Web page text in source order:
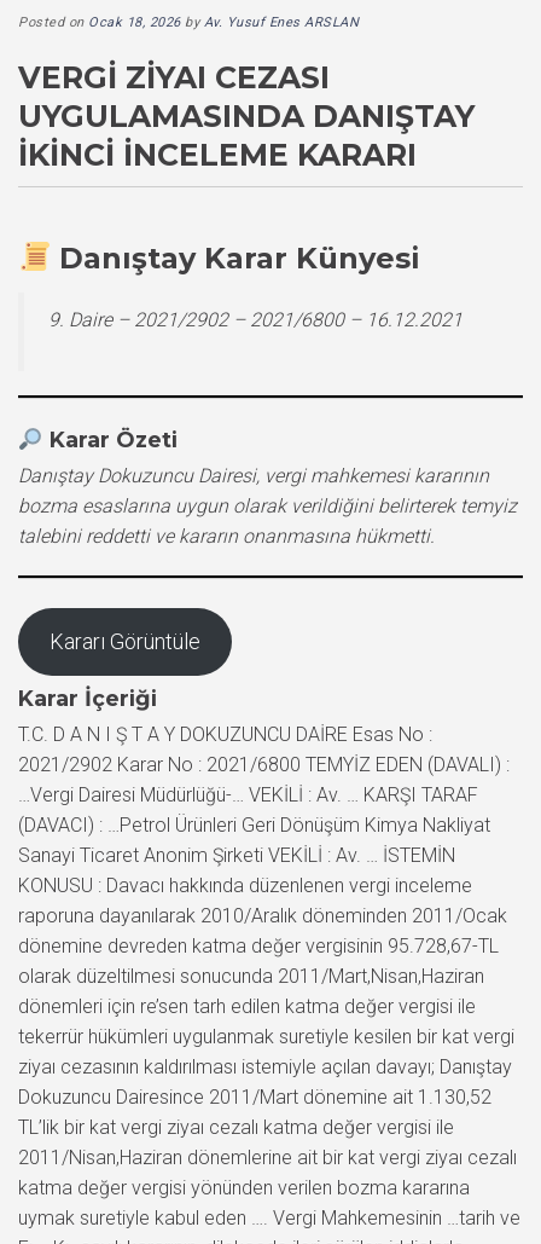
Posted on Ocak 18, 2026byAv. Yusuf Enes ARSLAN
VERGI ZIYAI CEZASI
UYGULAMASINDA DANIŞTAY
İKINCI İNCELEME KARARI
Danıştay Karar Künyesi
9. Daire – 2021/2902 – 2021/6800 – 16.12.2021
Karar Özeti
Danıştay Dokuzuncu Dairesi, vergi mahkemesi kararının
bozma esaslarına uygun olarak verildiğini belirterek temyiz
talebini reddetti ve kararın onanmasına hükmetti.
Kararı Görüntüle
Karar İçeriği
T.C. D A N I Ş T A Y DOKUZUNCU DAİRE Esas No :
2021/2902 Karar No : 2021/6800 TEMYİZ EDEN (DAVALI) :
…Vergi Dairesi Müdürlüğü-… VEKİLİ : Av. … KARŞI TARAF
(DAVACI) : …Petrol Ürünleri Geri Dönüşüm Kimya Nakliyat
Sanayi Ticaret Anonim Şirketi VEKİLİ : Av. … İSTEMİN
KONUSU : Davacı hakkında düzenlenen vergi inceleme
raporuna dayanılarak 2010/Aralık döneminden 2011/Ocak
dönemine devreden katma değer vergisinin 95.728,67-TL
olarak düzeltilmesi sonucunda 2011/Mart,Nisan,Haziran
dönemleri için re’sen tarh edilen katma değer vergisi ile
tekerrür hükümleri uygulanmak suretiyle kesilen bir kat vergi
ziyaı cezasının kaldırılması istemiyle açılan davayı; Danıştay
Dokuzuncu Dairesince 2011/Mart dönemine ait 1.130,52
TL’lik bir kat vergi ziyaı cezalı katma değer vergisi ile
2011/Nisan,Haziran dönemlerine ait bir kat vergi ziyaı cezalı
katma değer vergisi yönünden verilen bozma kararına
uymak suretiyle kabul eden …. Vergi Mahkemesinin …tarih ve